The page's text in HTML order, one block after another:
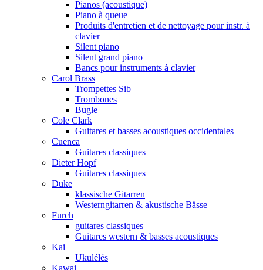
Pianos (acoustique)
Piano à queue
Produits d'entretien et de nettoyage pour instr. à
clavier
Silent piano
Silent grand piano
Bancs pour instruments à clavier
Carol Brass
Trompettes Sib
Trombones
Bugle
Cole Clark
Guitares et basses acoustiques occidentales
Cuenca
Guitares classiques
Dieter Hopf
Guitares classiques
Duke
klassische Gitarren
Westerngitarren & akustische Bässe
Furch
guitares classiques
Guitares western & basses acoustiques
Kai
Ukulélés
Kawai